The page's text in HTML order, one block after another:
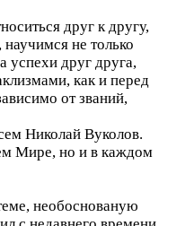
друг к другу,
не только
успехи друг друга,
как и перед
от званий,
Николай Вуколов.
Мире, но и в каждом
необоснованую